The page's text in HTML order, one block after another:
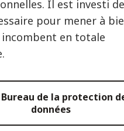
Il est investi de
pour mener à
en totale
de la protection
données